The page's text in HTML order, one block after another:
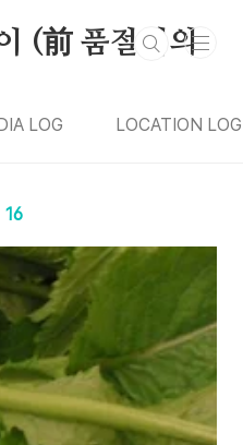
(前 품절녀의
LOG LOCATION LOG
16